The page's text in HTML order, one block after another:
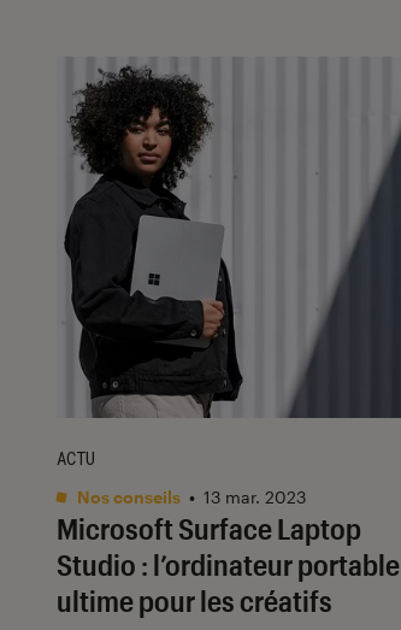
Microsoft Surface Laptop
Studio : l’ordinateur portable
ultime pour les créatifs
ACTU
Nos conseils • 13 mar. 2023